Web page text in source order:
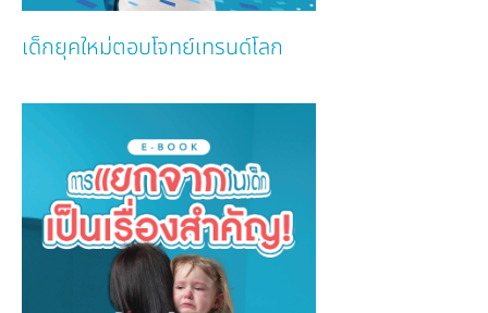
เด็กยุคใหม่ตอบโจทย์เทรนด์โลก